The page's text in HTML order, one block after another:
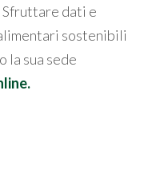
dati e
sostenibili
la sua sede